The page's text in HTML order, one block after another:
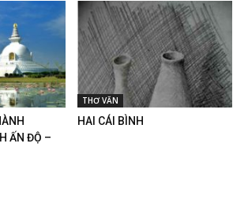
ẤN ĐỘ –
THƠ VĂN
HAI CÁI BÌNH